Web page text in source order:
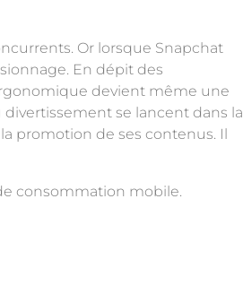
Or lorsque Snapchat
En dépit des
devient même une
se lancent dans la
promotion de ses contenus. Il
consommation mobile.